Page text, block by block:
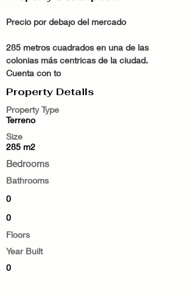
Precio por debajo del mercado
285 metros cuadrados en una de las
colonias más centricas de la ciudad.
Cuenta con to
Property Details
Property Type
Terreno
Size
285 m2
Bedrooms
Bathrooms
0
0
Floors
Year Built
0